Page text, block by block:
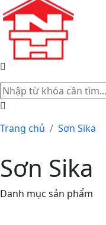
Trang chủ Sơn Sika
Sơn Sika
Danh mục sản phẩm